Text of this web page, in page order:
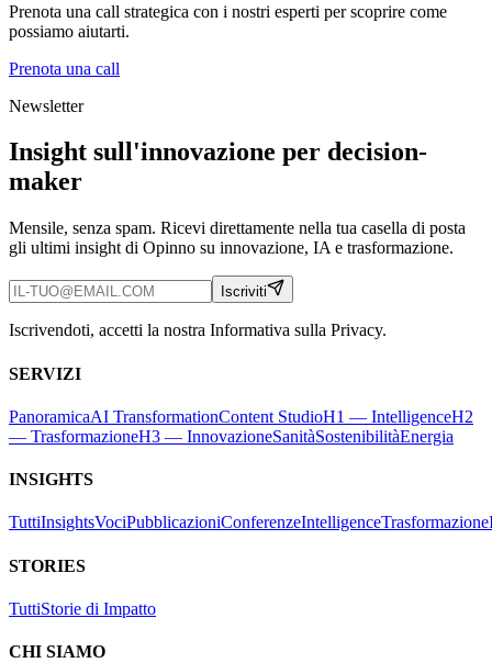
Prenota una call strategica con i nostri esperti per scoprire come
possiamo aiutarti.
Prenota una call
Newsletter
Insight sull'innovazione per decision-
maker
Mensile, senza spam. Ricevi direttamente nella tua casella di posta
gli ultimi insight di Opinno su innovazione, IA e trasformazione.
Iscriviti
Iscrivendoti, accetti la nostra Informativa sulla Privacy.
SERVIZI
PanoramicaAI TransformationContent StudioH1 — IntelligenceH2
— TrasformazioneH3 — InnovazioneSanitàSostenibilitàEnergia
INSIGHTS
TuttiInsightsVociPubblicazioniConferenzeIntelligenceTrasformazione
STORIES
TuttiStorie di Impatto
CHI SIAMO